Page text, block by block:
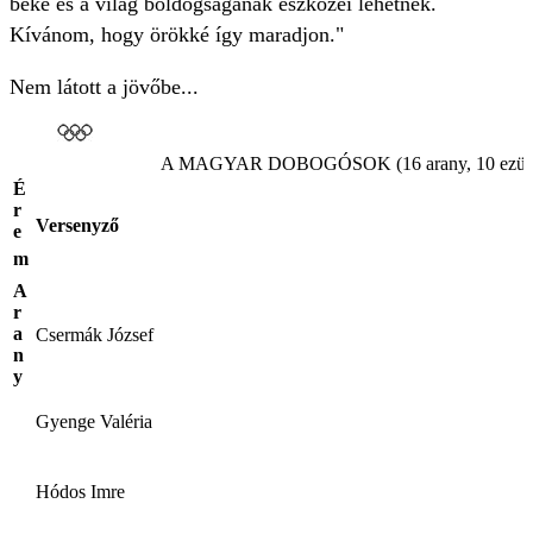
Kívánom, hogy örökké így maradjon."
Nem látott a jövőbe...
A MAGYAR DOBOGÓSOK (16 arany, 10
É
r
e
m
Versenyző
A
r
a
n
y
Csermák József
Gyenge Valéria
Hódos Imre